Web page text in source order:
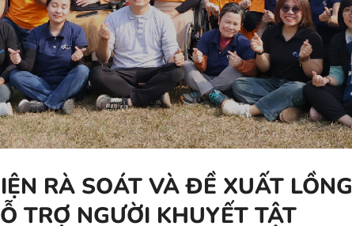
RÀ SOÁT VÀ ĐỀ XUẤT LỒNG
TRỢ NGƯỜI KHUYẾT TẬT